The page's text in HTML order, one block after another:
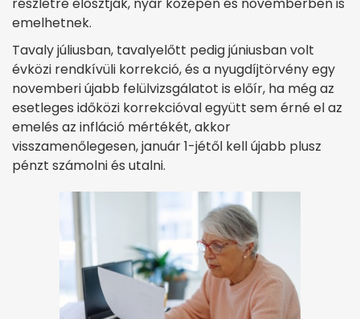
emelhetnek.
Tavaly júliusban, tavalyelőtt pedig júniusban volt
évközi rendkívüli korrekció, és a nyugdíjtörvény egy
novemberi újabb felülvizsgálatot is előír, ha még az
esetleges időközi korrekcióval együtt sem érné el az
emelés az infláció mértékét, akkor
visszamenőlegesen, január 1-jétől kell újabb plusz
pénzt számolni és utalni.